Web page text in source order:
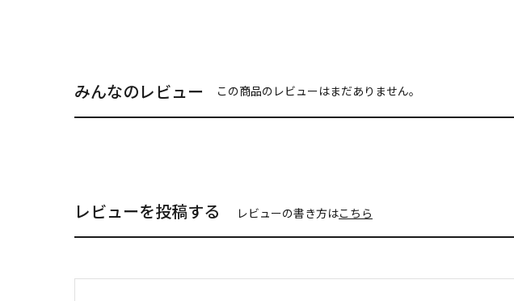
みんなのレビュー この商品のレビューはまだありません。
レビューを投稿する レビューの書き方はこちら